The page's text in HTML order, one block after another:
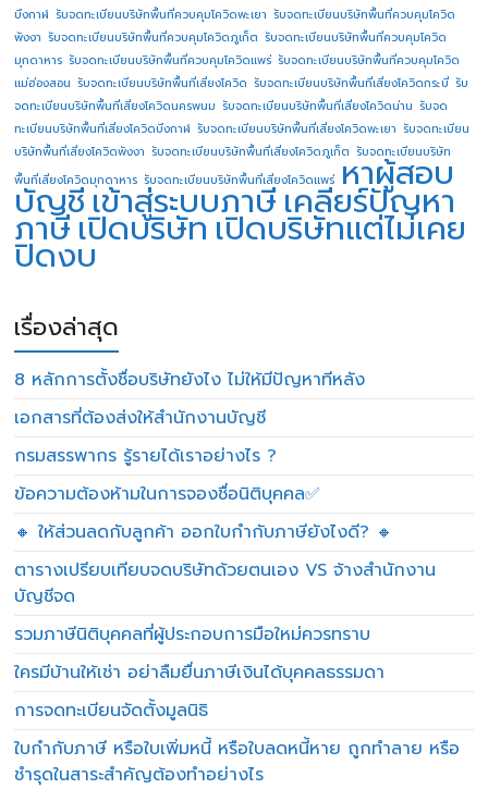
บึงกาฬ รับจดทะเบียนบริษัทพื้นที่ควบคุมโควิดพะเยา รับจดทะเบียนบริษัทพื้นที่ควบคุมโควิด
พังงา รับจดทะเบียนบริษัทพื้นที่ควบคุมโควิดภูเก็ต รับจดทะเบียนบริษัทพื้นที่ควบคุมโควิด
มุกดาหาร รับจดทะเบียนบริษัทพื้นที่ควบคุมโควิดแพร่ รับจดทะเบียนบริษัทพื้นที่ควบคุมโควิด
แม่ฮ่องสอน รับจดทะเบียนบริษัทพื้นที่เสี่ยงโควิด รับจดทะเบียนบริษัทพื้นที่เสี่ยงโควิดกระบี่ รับ
จดทะเบียนบริษัทพื้นที่เสี่ยงโควิดนครพนม รับจดทะเบียนบริษัทพื้นที่เสี่ยงโควิดน่าน รับจด
ทะเบียนบริษัทพื้นที่เสี่ยงโควิดบึงกาฬ รับจดทะเบียนบริษัทพื้นที่เสี่ยงโควิดพะเยา รับจดทะเบียน
บริษัทพื้นที่เสี่ยงโควิดพังงา รับจดทะเบียนบริษัทพื้นที่เสี่ยงโควิดภูเก็ต รับจดทะเบียนบริษัท
พื้นที่เสี่ยงโควิดมุกดาหาร รับจดทะเบียนบริษัทพื้นที่เสี่ยงโควิดแพร่ หาผู้สอบ
บัญชี เข้าสู่ระบบภาษี เคลียร์ปัญหา
ภาษีเปิดบริษัทเปิดบริษัทแต่ไม่เคย
ปิดงบ
เรื่องล่าสุด
8 หลักการตั้งชื่อบริษัทยังไง ไม่ให้มีปัญหาทีหลัง
เอกสารที่ต้องส่งให้สำนักงานบัญชี
กรมสรรพากร รู้รายได้เราอย่างไร ?
ข้อความต้องห้ามในการจองชื่อนิติบุคคล✅
🔸 ให้ส่วนลดกับลูกค้า ออกใบกำกับภาษียังไงดี? 🔸
ตารางเปรียบเทียบจดบริษัทด้วยตนเอง VS จ้างสำนักงาน
บัญชีจด
รวมภาษีนิติบุคคลที่ผู้ประกอบการมือใหม่ควรทราบ
ใครมีบ้านให้เช่า อย่าลืมยื่นภาษีเงินได้บุคคลธรรมดา
การจดทะเบียนจัดตั้งมูลนิธิ
ใบกำกับภาษี หรือใบเพิ่มหนี้ หรือใบลดหนี้หาย ถูกทำลาย หรือ
ชำรุดในสาระสำคัญต้องทำอย่างไร